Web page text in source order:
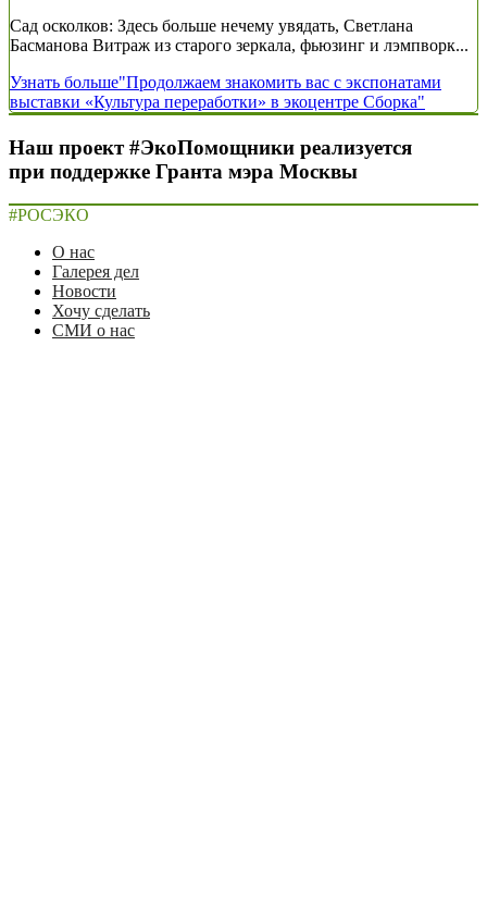
Сад осколков: Здесь больше нечему увядать, Светлана
Басманова Витраж из старого зеркала, фьюзинг и лэмпворк...
Узнать больше"Продолжаем знакомить вас с экспонатами
выставки «Культура переработки» в экоцентре Сборка"
Наш проект #ЭкоПомощники реализуется
при поддержке Гранта мэра Москвы
#РОСЭКО
О нас
Галерея дел
Новости
Хочу сделать
СМИ о нас